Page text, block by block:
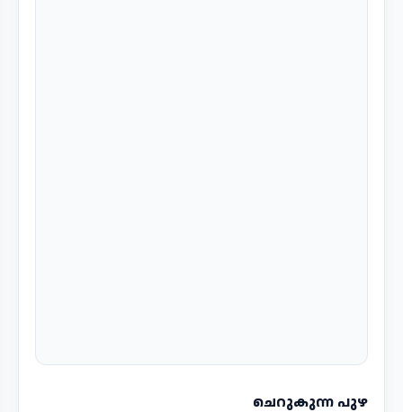
ചെറുകുന്ന പുഴ